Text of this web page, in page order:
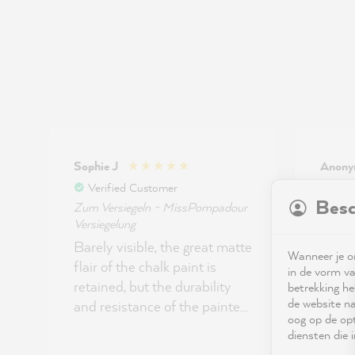
Sophie J
Verified Customer
Zum Versiegeln - MissPompadour
Versiegelung
Barely visible, the great matte
flair of the chalk paint is
retained, but the durability
and resistance of the painted
Wanneer je
in de vorm
betrekking
de website
oog op de
diensten die